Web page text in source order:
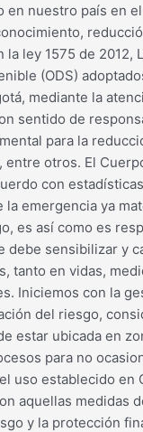
nuestro país en
ley 1575 de 2012,
(ODS)
mediante la
sentido de
para la
otros. El
con
emergencia ya
es así como es
sensibilizar y
tanto en vidas,
Iniciemos con la
del riesgo,
estar ubicada en
para no
uso establecido en
aquellas medidas
y la protección